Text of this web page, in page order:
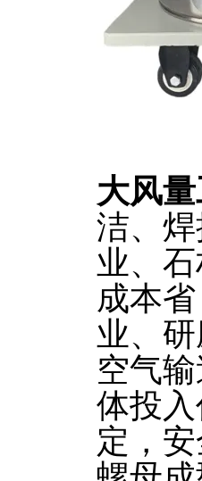
大风
洁、
业、
成本
业、
空气
体投
定，